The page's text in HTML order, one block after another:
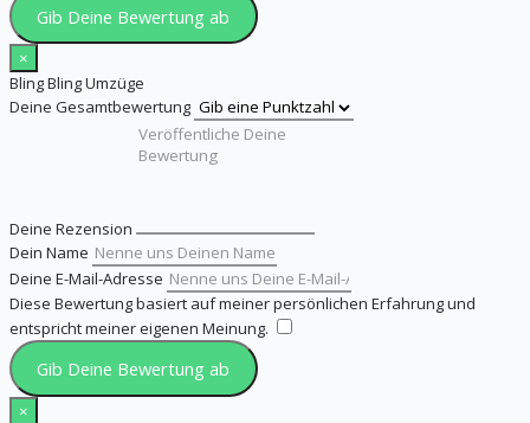
Gib Deine Bewertung ab
×
Bling Bling Umzüge
Deine Gesamtbewertung
Deine Rezension
Dein Name
Deine E-Mail-Adresse
Diese Bewertung basiert auf meiner persönlichen Erfahrung und
entspricht meiner eigenen Meinung.
Gib Deine Bewertung ab
×